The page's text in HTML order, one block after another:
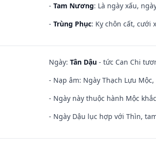
- Tam Nương: Là ngày xấu,
- Trùng Phục: Kỵ chôn cất, cưới
Ngày: Tân Dậu - tức Can Chi
- Nạp âm: Ngày Thạch Lựu
- Ngày này thuộc hành Mộc
- Ngày Dậu lục hợp với Thìn,